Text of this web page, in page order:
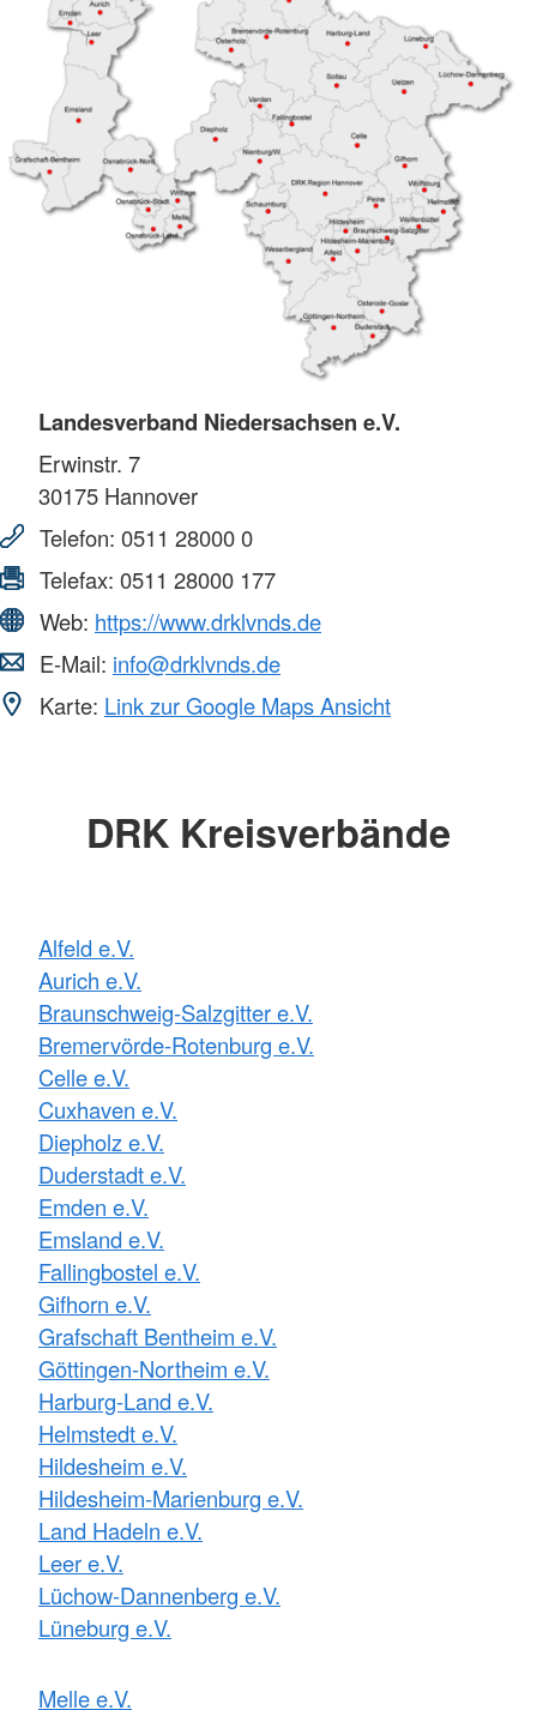
Landesverband Niedersachsen e.V.
Erwinstr. 7
30175 Hannover
Telefon: 0511 28000 0
Telefax: 0511 28000 177
Web: https://www.drklvnds.de
E-Mail: info@drklvnds.de
Karte: Link zur Google Maps Ansicht
DRK Kreisverbände
Alfeld e.V.
Aurich e.V.
Braunschweig-Salzgitter e.V.
Bremervörde-Rotenburg e.V.
Celle e.V.
Cuxhaven e.V.
Diepholz e.V.
Duderstadt e.V.
Emden e.V.
Emsland e.V.
Fallingbostel e.V.
Gifhorn e.V.
Grafschaft Bentheim e.V.
Göttingen-Northeim e.V.
Harburg-Land e.V.
Helmstedt e.V.
Hildesheim e.V.
Hildesheim-Marienburg e.V.
Land Hadeln e.V.
Leer e.V.
Lüchow-Dannenberg e.V.
Lüneburg e.V.
Melle e.V.